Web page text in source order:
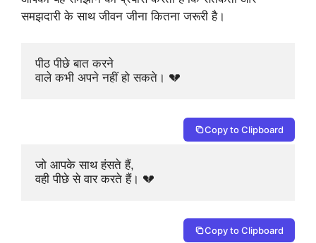
समझदारी के साथ जीवन जीना कितना जरूरी है।
पीठ पीछे बात करने
वाले कभी अपने नहीं हो सकते। 💔
Copy to Clipboard
जो आपके साथ हंसते हैं,
वही पीछे से वार करते हैं। 💔
Copy to Clipboard